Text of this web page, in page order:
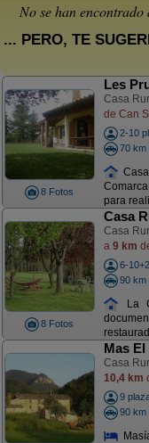
No se han
... PERO, TE
8 Fotos
Les
Casa
de Can
2-10
70 km
para
8 Fotos
Casa
Casa
a 9 km
6-
90 km
La
Mas El
Casa
10,4 km
9
90 km